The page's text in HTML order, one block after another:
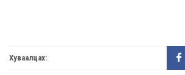
Хуваалцах: